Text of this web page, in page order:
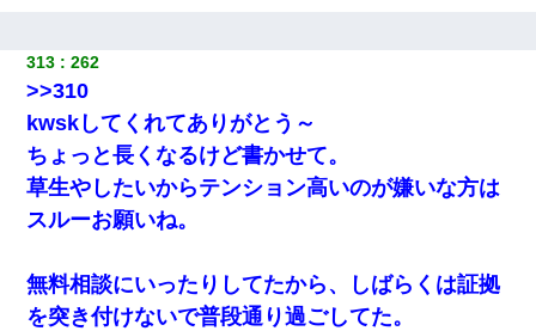
313 262
>>310
kwskしてくれてありがとう～
ちょっと長くなるけど書かせて。
草生やしたいからテンション高いのが嫌いな方は
スルーお願いね。
無料相談にいったりしてたから、しばらくは証拠
を突き付けないで普段通り過ごしてた。